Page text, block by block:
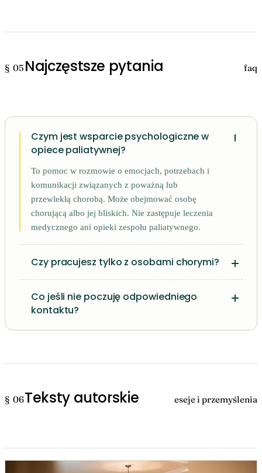
§ 05 Najczęstsze pytania faq
Czym jest wsparcie psychologiczne w
opiece paliatywnej?
To pomoc w rozmowie o emocjach, potrzebach i
komunikacji związanych z poważną lub
przewlekłą chorobą. Może obejmować osobę
chorującą albo jej bliskich. Nie zastępuje leczenia
medycznego ani opieki zespołu paliatywnego.
Czy pracujesz tylko z osobami chorymi?
Co jeśli nie poczuję odpowiedniego
kontaktu?
§ 06Teksty autorskie eseje i przemyślenia